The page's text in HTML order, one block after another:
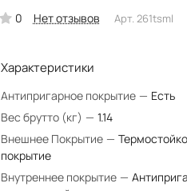
0 Нет отзывов Арт. 261tsml
Характеристики
Антипригарное покрытие — Есть
Вес брутто (кг) — 1.14
Внешнее Покрытие —
покрытие
Внутреннее покрытие —